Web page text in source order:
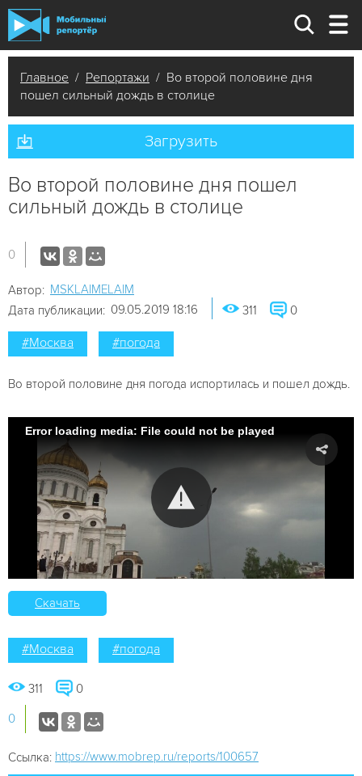
Главное / Репортажи / Во второй половине дня
пошел сильный дождь в столице
Загрузить
Во второй половине дня пошел
сильный дождь в столице
0
Автор: MSKLAIMELAIM
Дата публикации: 09.05.2019 18:16 311 0
#Москва #погода
Во второй половине дня погода испортилась и пошел дождь.
Error loading media: File could not be played
Скачать
#Москва #погода
311 0
0
Ссылка: https://www.mobrep.ru/reports/100657